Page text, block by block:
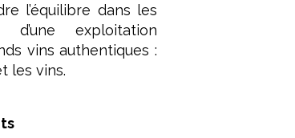
l’équilibre dans les
d’une exploitation
vins authentiques :
les vins.